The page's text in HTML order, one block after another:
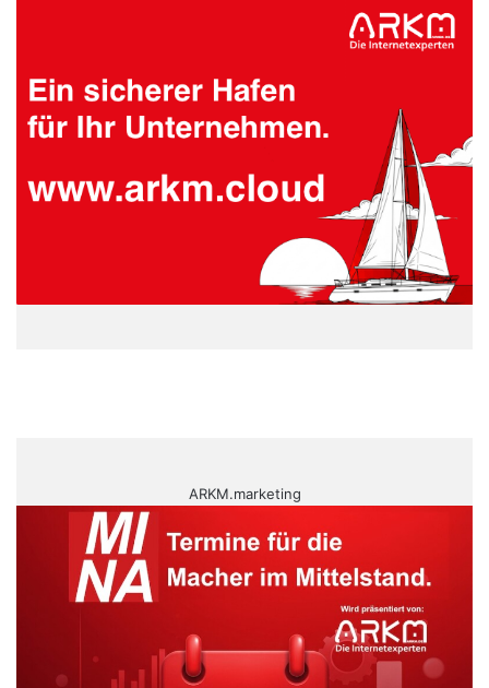
ARKM.marketing